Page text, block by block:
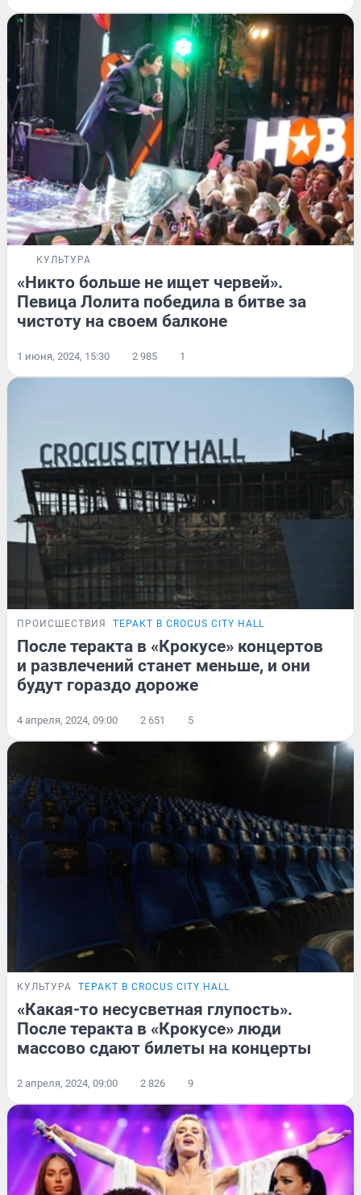
КУЛЬТУРА
«Никто больше не ищет червей».
Певица Лолита победила в битве за
чистоту на своем балконе
1 июня, 2024, 15:30 2 985 1
ПРОИСШЕСТВИЯ ТЕРАКТ В CROCUS CITY HALL
После теракта в «Крокусе» концертов
и развлечений станет меньше, и они
будут гораздо дороже
4 апреля, 2024, 09:00 2 651 5
КУЛЬТУРА ТЕРАКТ В CROCUS CITY HALL
«Какая-то несусветная глупость».
После теракта в «Крокусе» люди
массово сдают билеты на концерты
2 апреля, 2024, 09:00 2 826 9